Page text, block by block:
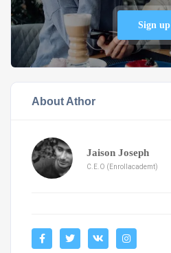
Sign up
About Athor
Jaison Joseph
C.E.O (Enrollacademt)